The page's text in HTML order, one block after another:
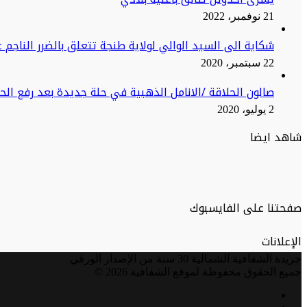
21 نوفمبر، 2022
شكاية الى السيد الوالي لولاية طنجة تتعلق بالضرر
22 سبتمبر، 2020
صالون الحلاقة /الانامل الذهبية في حلة جديدة بعد رفع
2 يوليو، 2020
شاهد ايضا
صفحتنا على الفايسبوك
الإعلانات